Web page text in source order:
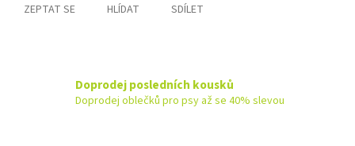
ZEPTAT SE HLÍDAT SDÍLET
Doprodej posledních kousků
Doprodej oblečků pro psy až se 40% slevou